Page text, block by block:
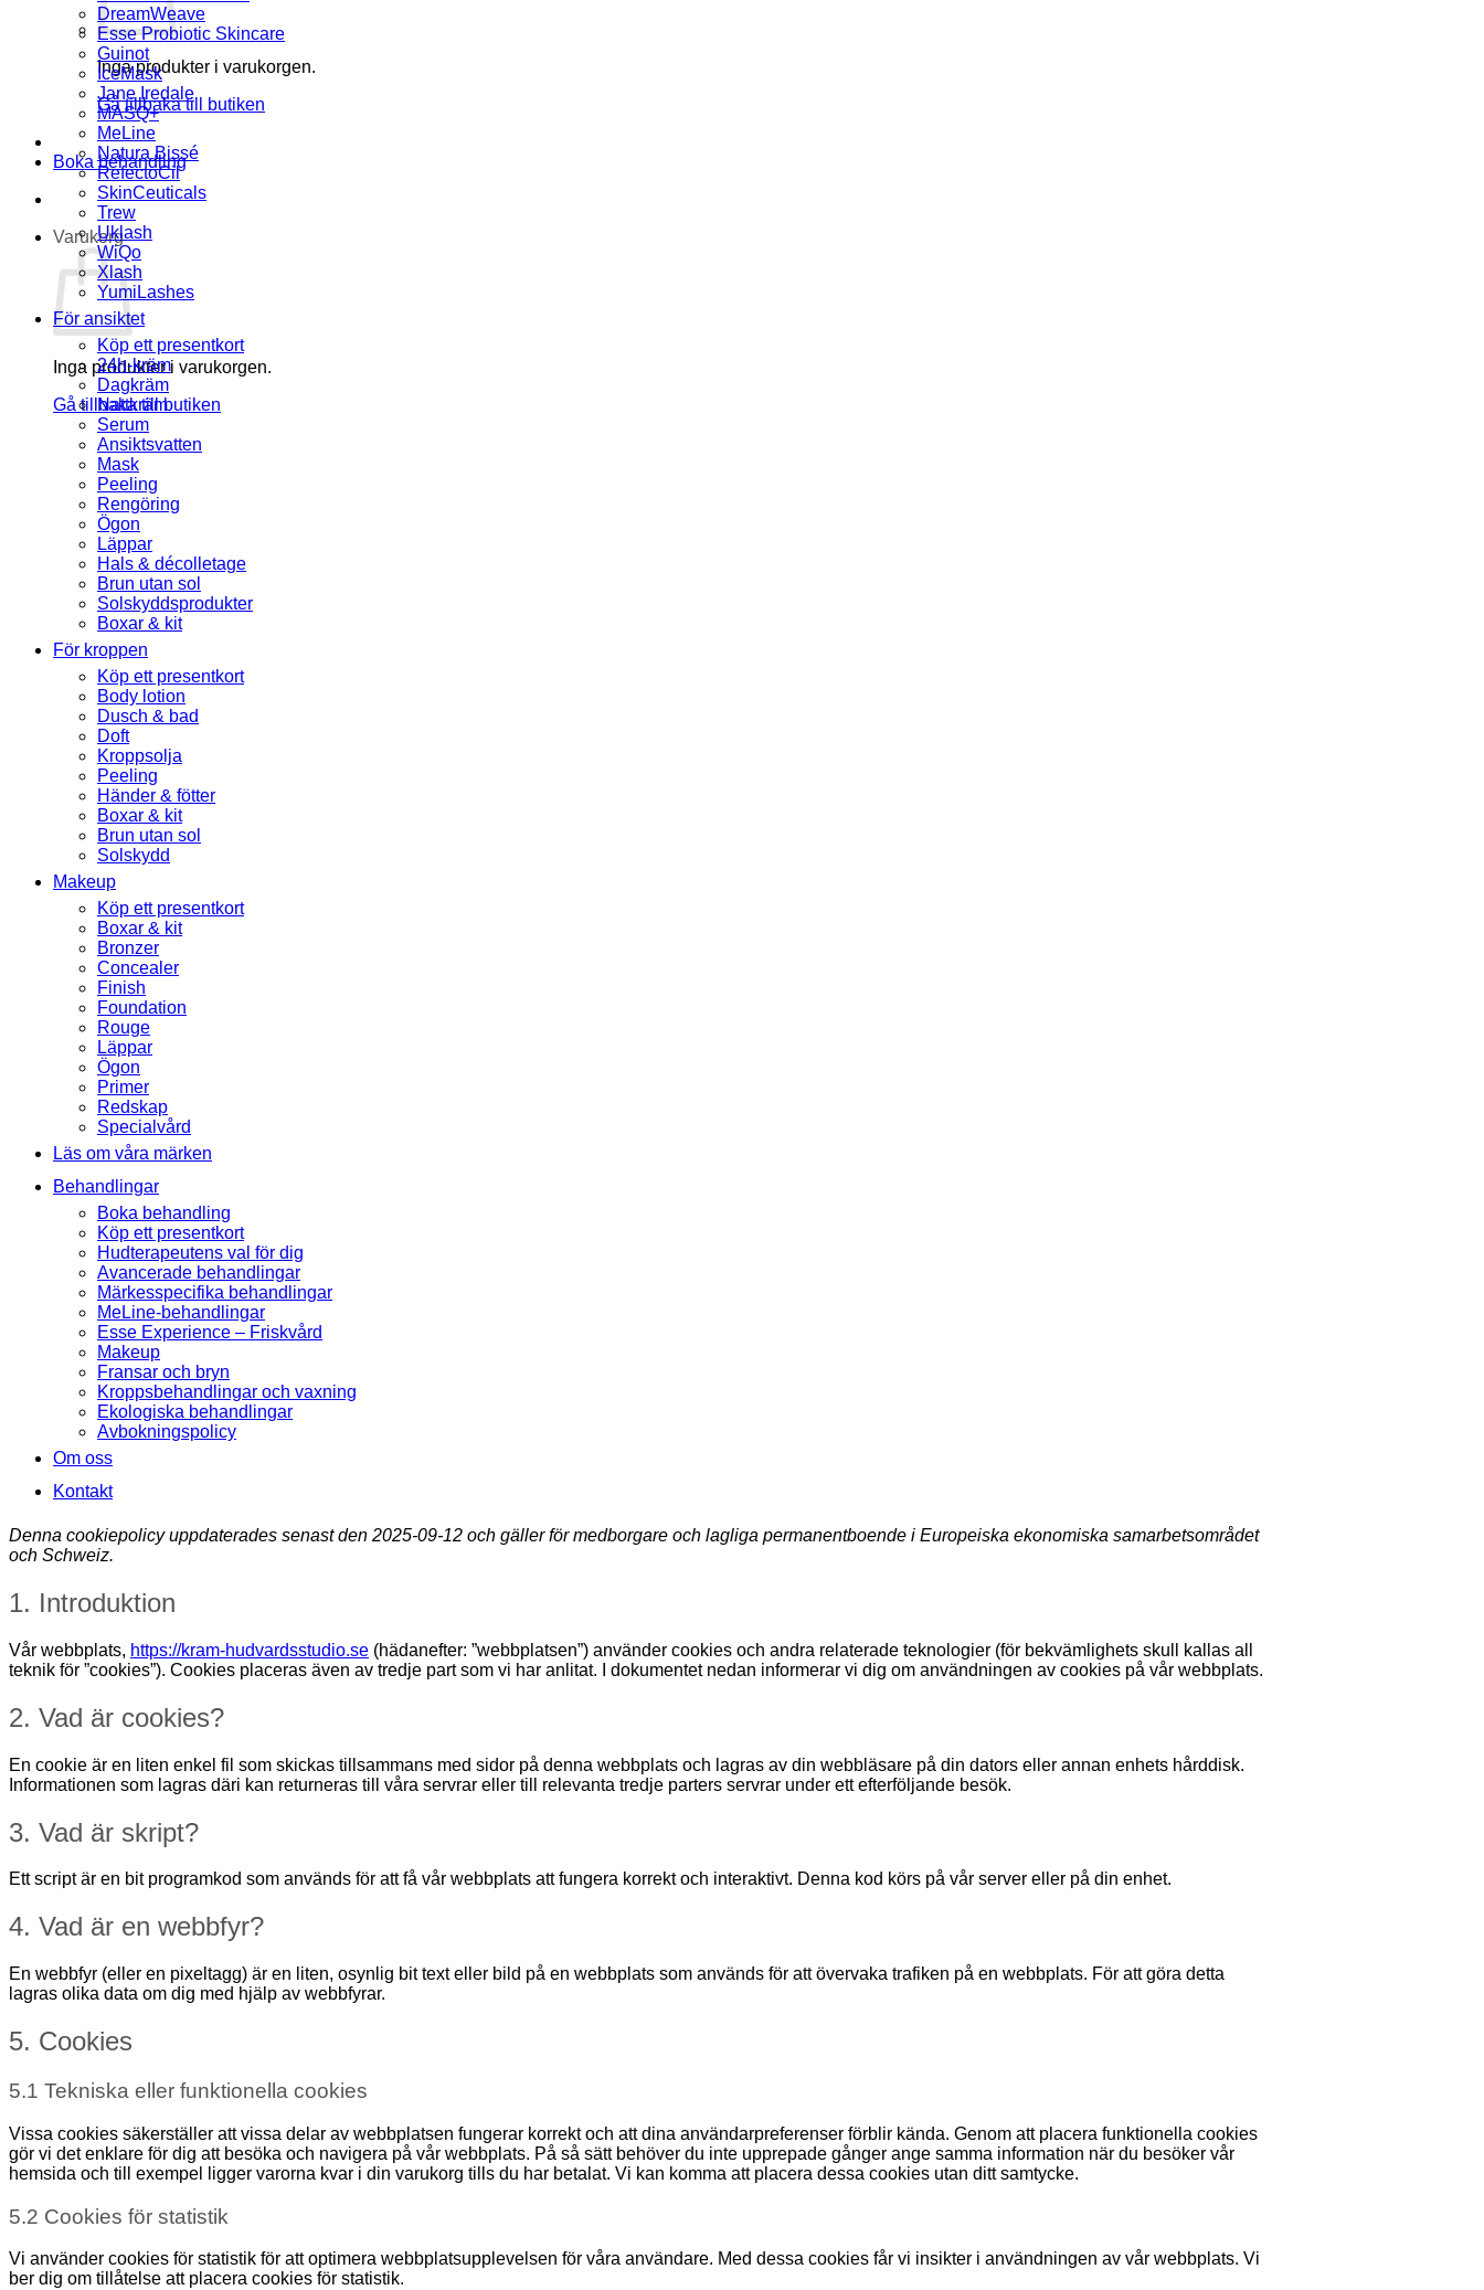
Inga produkter i varukorgen.
Gå tillbaka till butiken
Boka behandling
Varukorg
Inga produkter i varukorgen.
Gå tillbaka till butiken
DreamWeave
Esse Probiotic Skincare
Guinot
IceMask
Jane Iredale
MASQ+
MeLine
Natura Bissé
RefectoCil
SkinCeuticals
Trew
Uklash
WiQo
Xlash
YumiLashes
För ansiktet
Köp ett presentkort
24h-kräm
Dagkräm
Nattkräm
Serum
Ansiktsvatten
Mask
Peeling
Rengöring
Ögon
Läppar
Hals & décolletage
Brun utan sol
Solskyddsprodukter
Boxar & kit
För kroppen
Köp ett presentkort
Body lotion
Dusch & bad
Doft
Kroppsolja
Peeling
Händer & fötter
Boxar & kit
Brun utan sol
Solskydd
Makeup
Köp ett presentkort
Boxar & kit
Bronzer
Concealer
Finish
Foundation
Rouge
Läppar
Ögon
Primer
Redskap
Specialvård
Läs om våra märken
Behandlingar
Boka behandling
Köp ett presentkort
Hudterapeutens val för dig
Avancerade behandlingar
Märkesspecifika behandlingar
MeLine-behandlingar
Esse Experience – Friskvård
Makeup
Fransar och bryn
Kroppsbehandlingar och vaxning
Ekologiska behandlingar
Avbokningspolicy
Om oss
Kontakt
Denna cookiepolicy uppdaterades senast den 2025-09-12 och gäller för medborgare och lagliga permanentboende i Europeiska ekonomiska samarbetsområdet
och Schweiz.
1. Introduktion
Vår webbplats, https://kram-hudvardsstudio.se (hädanefter: ”webbplatsen”) använder cookies och andra relaterade teknologier (för bekvämlighets skull kallas all
teknik för ”cookies”). Cookies placeras även av tredje part som vi har anlitat. I dokumentet nedan informerar vi dig om användningen av cookies på vår webbplats.
2. Vad är cookies?
En cookie är en liten enkel fil som skickas tillsammans med sidor på denna webbplats och lagras av din webbläsare på din dators eller annan enhets hårddisk.
Informationen som lagras däri kan returneras till våra servrar eller till relevanta tredje parters servrar under ett efterföljande besök.
3. Vad är skript?
Ett script är en bit programkod som används för att få vår webbplats att fungera korrekt och interaktivt. Denna kod körs på vår server eller på din enhet.
4. Vad är en webbfyr?
En webbfyr (eller en pixeltagg) är en liten, osynlig bit text eller bild på en webbplats som används för att övervaka trafiken på en webbplats. För att göra detta
lagras olika data om dig med hjälp av webbfyrar.
5. Cookies
5.1 Tekniska eller funktionella cookies
Vissa cookies säkerställer att vissa delar av webbplatsen fungerar korrekt och att dina användarpreferenser förblir kända. Genom att placera funktionella cookies
gör vi det enklare för dig att besöka och navigera på vår webbplats. På så sätt behöver du inte upprepade gånger ange samma information när du besöker vår
hemsida och till exempel ligger varorna kvar i din varukorg tills du har betalat. Vi kan komma att placera dessa cookies utan ditt samtycke.
5.2 Cookies för statistik
Vi använder cookies för statistik för att optimera webbplatsupplevelsen för våra användare. Med dessa cookies får vi insikter i användningen av vår webbplats. Vi
ber dig om tillåtelse att placera cookies för statistik.